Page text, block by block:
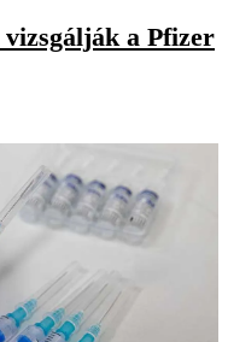
a Pfizer